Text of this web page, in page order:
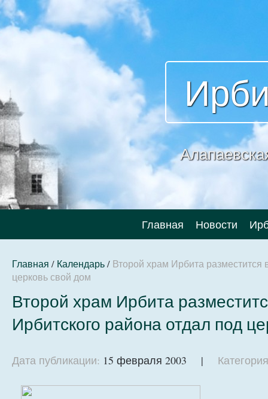
Главная Новости
Главная / Календарь/ Второй храм Ирбита разместится
церковь свой дом
Второй храм Ирбита
Ирбитского района отдал под
Дата публикации: 15 февраля 2003 |